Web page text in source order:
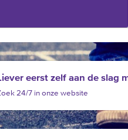
eerst zelf aan de slag
24/7 in onze website